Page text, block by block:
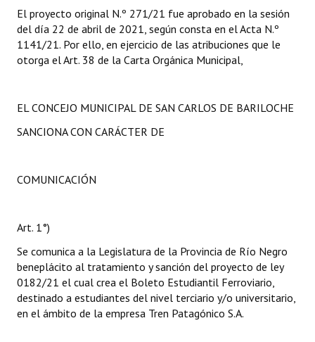
El proyecto original N.º 271/21 fue aprobado en la sesión
del día 22 de abril de 2021, según consta en el Acta N.º
1141/21. Por ello, en ejercicio de las atribuciones que le
otorga el Art. 38 de la Carta Orgánica Municipal,
EL CONCEJO MUNICIPAL DE SAN CARLOS DE BARILOCHE
SANCIONA CON CARÁCTER DE
COMUNICACIÓN
Art. 1°)
Se comunica a la Legislatura de la Provincia de Río Negro
beneplácito al tratamiento y sanción del proyecto de ley
0182/21 el cual crea el Boleto Estudiantil Ferroviario,
destinado a estudiantes del nivel terciario y/o universitario,
en el ámbito de la empresa Tren Patagónico S.A.